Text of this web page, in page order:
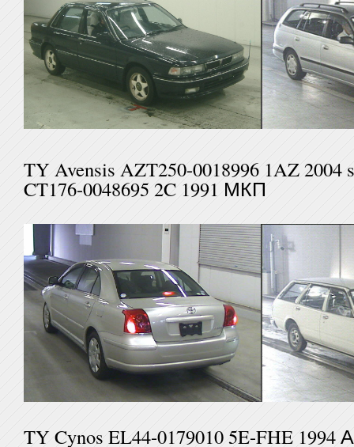
TY Avensis AZT250-
CT176-0048695 2C 1991 МКП
TY Cynos EL44-0179010 5E-